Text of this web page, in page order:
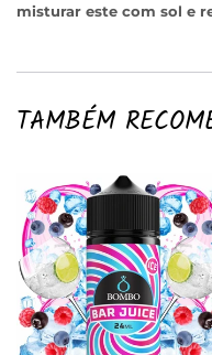
misturar este com sol e
TAMBÉM